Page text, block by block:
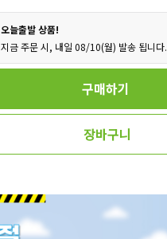
오늘출발 상품!
지금 주문 시, 내일 08/10(월) 발송 됩니다.
구매하기
장바구니